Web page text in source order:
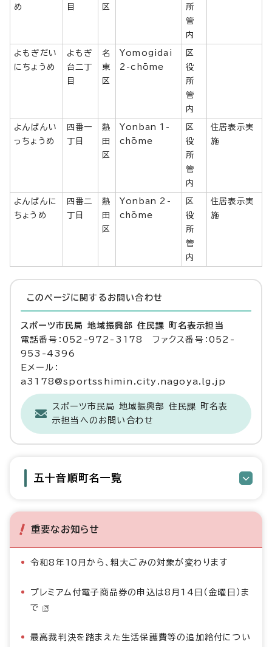
め 目 区
所
管
内
よもぎだい
にちょうめ
よもぎ
台二丁
目
名
東
区
Yomogidai
2-chōme
区
役
所
管
内
よんばんい
っちょうめ
四番一
丁目
熱
田
区
Yonban 1-
chōme
区
役
所
管
内
住居表示実
施
よんばんに
ちょうめ
四番二
丁目
熱
田
区
Yonban 2-
chōme
区
役
所
管
内
住居表示実
施
このページに関する お問い合わせ
スポーツ市民局 地域振興部 住民課 町名表示担当
電話番号：052-972-3178 ファクス番号：052-
953-4396
Eメール：
a3178@sportsshimin.city.nagoya.lg.jp
スポーツ市民局 地域振興部 住民課 町名表
示担当へのお問い合わせ
五十音順町名一覧
重要なお知らせ
令和8年10月から、粗大ごみの対象が変わります
プレミアム付電子商品券の申込は8月14日（金曜日）ま
で
最高裁判決を踏まえた生活保護費等の追加給付につい